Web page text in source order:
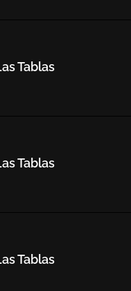
Tablas
Tablas
Tablas